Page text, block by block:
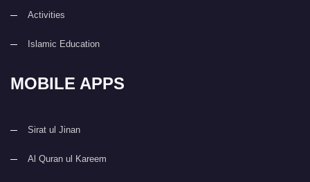
Activities
Islamic Education
MOBILE APPS
Sirat ul Jinan
Al Quran ul Kareem